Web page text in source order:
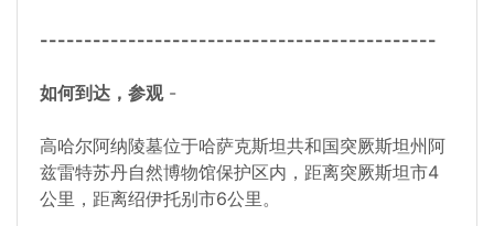
---------------------------------------------
如何到达，参观-
高哈尔阿纳陵墓位于哈萨克斯坦共和国突厥斯坦州阿
兹雷特苏丹自然博物馆保护区内，距离突厥斯坦市4
公里，距离绍伊托别市6公里。